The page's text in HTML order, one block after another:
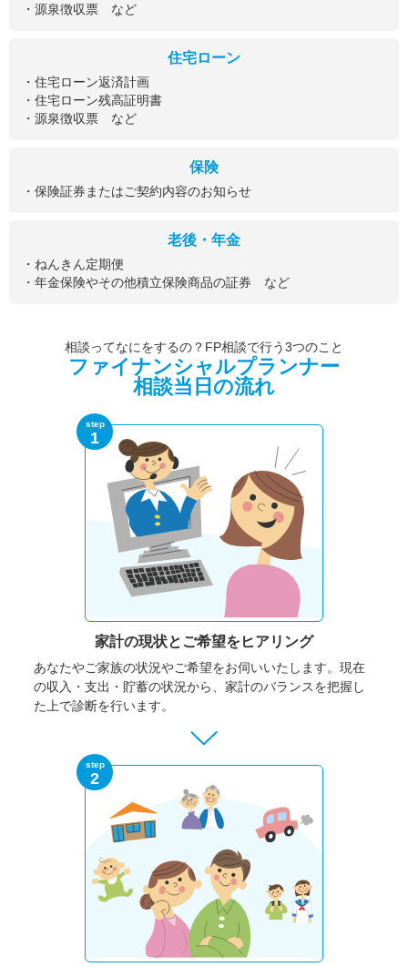
・源泉徴収票 など
住宅ローン
・住宅ローン返済計画
・住宅ローン残高証明書
・源泉徴収票 など
保険
・保険証券またはご契約内容のお知らせ
老後・年金
・ねんきん定期便
・年金保険やその他積立保険商品の証券 など
相談ってなにをするの？FP相談で行う3つのこと
ファイナンシャルプランナー
相談当日の流れ
step
1
家計の現状と ご希望をヒアリング
あなたやご家族の状況やご希望をお伺いいたします。 現在
の収入・支出・貯蓄の状況から、家計のバランスを把握し
た上で診断を行います。
step
2